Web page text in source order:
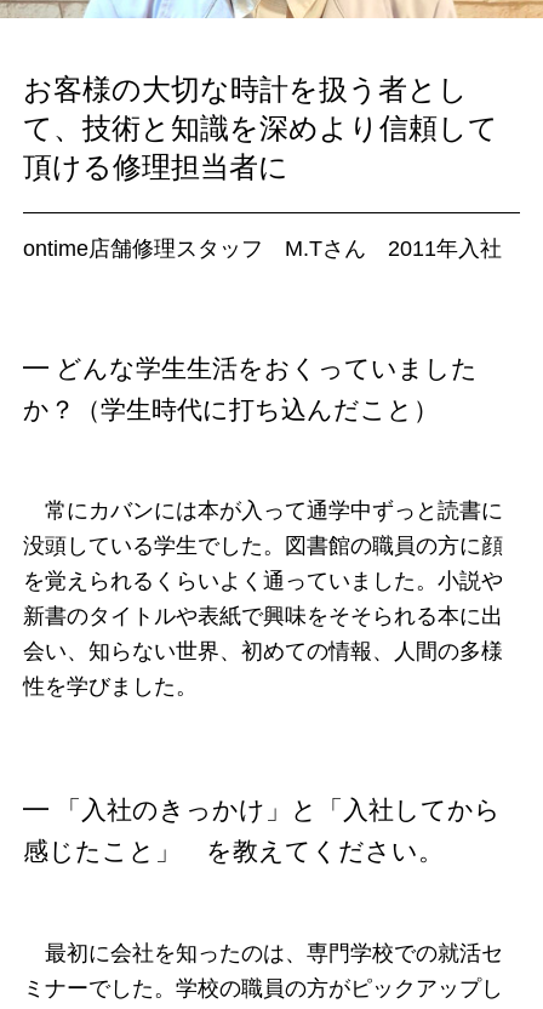
お客様の大切な時計を扱う者とし
て、技術と知識を深めより信頼して
頂ける修理担当者に
ontime店舗修理スタッフ M.Tさん 2011年入社
━ どんな学生生活をおくっていました
か？（学生時代に打ち込んだこと）
常にカバンには本が入って通学中ずっと読書に
没頭している学生でした。図書館の職員の方に顔
を覚えられるくらいよく通っていました。小説や
新書のタイトルや表紙で興味をそそられる本に出
会い、知らない世界、初めての情報、人間の多様
性を学びました。
━ 「入社のきっかけ」と「入社してから
感じたこと」 を教えてください。
最初に会社を知ったのは、専門学校での就活セ
ミナーでした。学校の職員の方がピックアップし